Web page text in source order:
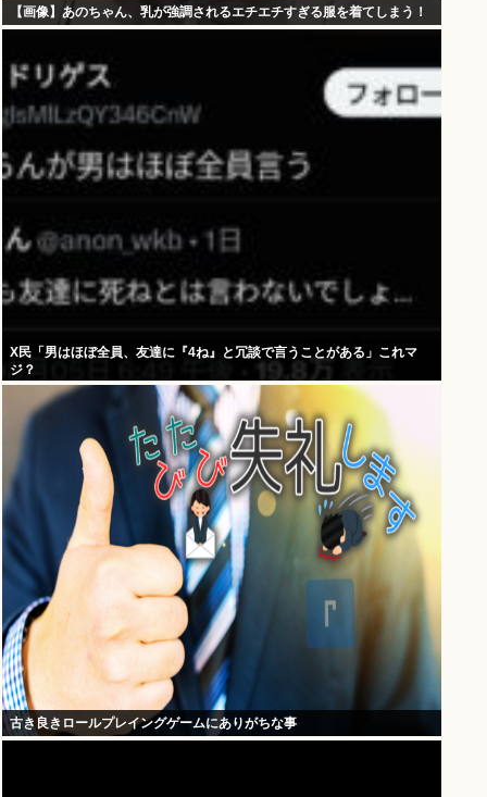
【画像】あのちゃん、乳が強調されるエチエチすぎる服を着てしまう！
X民「男はほぼ全員、友達に『4ね』と冗談で言うことがある」これマ
ジ？
古き良きロールプレイングゲームにありがちな事